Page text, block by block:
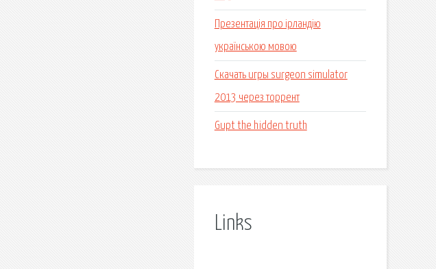
Презентація про ірландію
українською мовою
Скачать игры surgeon simulator
2013 через торрент
Gupt the hidden truth
Links